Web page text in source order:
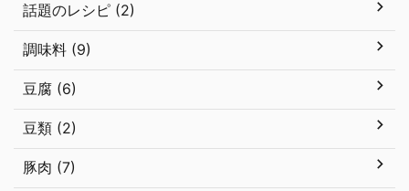
話題のレシピ (2)
調味料 (9)
豆腐 (6)
豆類 (2)
豚肉 (7)